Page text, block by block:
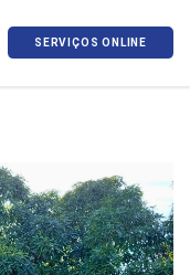
SERVIÇOS ONLINE